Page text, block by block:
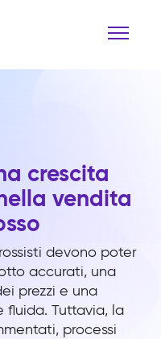
crescita
vendita
devono poter
accurati, una
prezzi e una
fluida. Tuttavia, la
processi